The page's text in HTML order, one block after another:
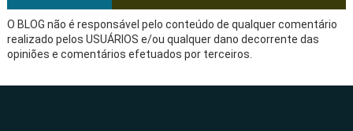
O BLOG não é responsável pelo conteúdo de qualquer comentário
realizado pelos USUÁRIOS e/ou qualquer dano decorrente das
opiniões e comentários efetuados por terceiros.